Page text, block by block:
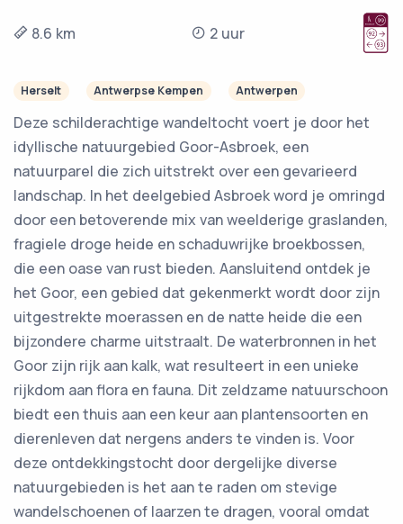
8.6 km 2 uur
Herselt Antwerpse Kempen Antwerpen
Deze schilderachtige wandeltocht voert je door het
idyllische natuurgebied Goor-Asbroek, een
natuurparel die zich uitstrekt over een gevarieerd
landschap. In het deelgebied Asbroek word je omringd
door een betoverende mix van weelderige graslanden,
fragiele droge heide en schaduwrijke broekbossen,
die een oase van rust bieden. Aansluitend ontdek je
het Goor, een gebied dat gekenmerkt wordt door zijn
uitgestrekte moerassen en de natte heide die een
bijzondere charme uitstraalt. De waterbronnen in het
Goor zijn rijk aan kalk, wat resulteert in een unieke
rijkdom aan flora en fauna. Dit zeldzame natuurschoon
biedt een thuis aan een keur aan plantensoorten en
dierenleven dat nergens anders te vinden is. Voor
deze ontdekkingstocht door dergelijke diverse
natuurgebieden is het aan te raden om stevige
wandelschoenen of laarzen te dragen, vooral omdat